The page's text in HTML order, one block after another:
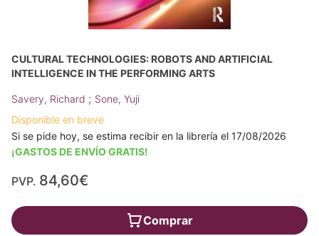
CULTURAL TECHNOLOGIES: ROBOTS AND ARTIFICIAL
INTELLIGENCE IN THE PERFORMING ARTS
Savery, Richard ; Sone, Yuji
Disponible en breve
Si se pide hoy, se estima recibir en la librería el 17/08/2026
¡GASTOS DE ENVÍO GRATIS!
PVP. 84,60€
Comprar